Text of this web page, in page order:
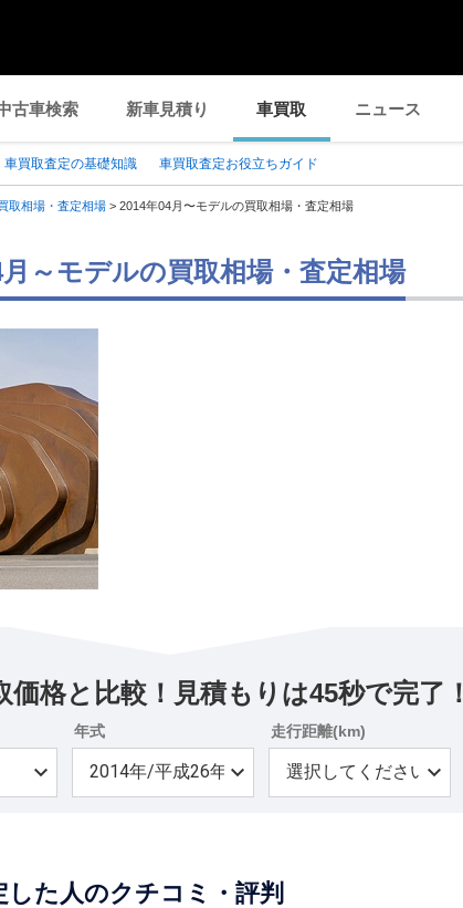
古車検索 新車見積り 車買取 ニュース
車買取査定の基礎知識 車買取査定お役立ちガイド
取相場・査定相場 > 2014年04月〜モデルの買取相場・査定相場
～モデルの買取相場・査定相場
価格と比較！見積もりは45秒で完了！
年式 走行距離(km)
た人のクチコミ・評判